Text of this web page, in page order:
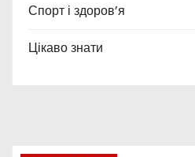
Спорт і здоров’я
Цікаво знати